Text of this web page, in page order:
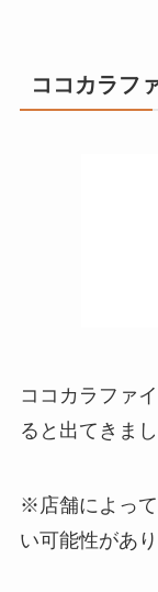
ココカラフ
ココカラファ
ると出てきまし
※店舗によっ
い可能性があり